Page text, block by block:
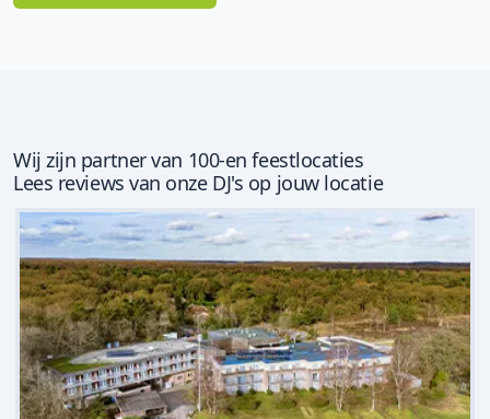
Wij zijn partner van 100-en feestlocaties
Lees reviews van onze DJ's op jouw locatie